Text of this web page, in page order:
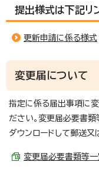
提出様式は下記リ
更新申請に係る様式
変更届について
指定に係る届出事項に
ださい。変更届必要書
ダウンロードして郵送又
変更届必要書類等一